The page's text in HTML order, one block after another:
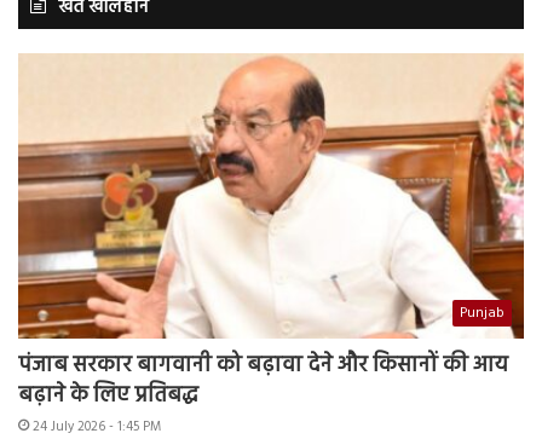
खेत खलिहान
Punjab
पंजाब सरकार बागवानी को बढ़ावा देने और किसानों की आय
बढ़ाने के लिए प्रतिबद्ध
24 July 2026 - 1:45 PM